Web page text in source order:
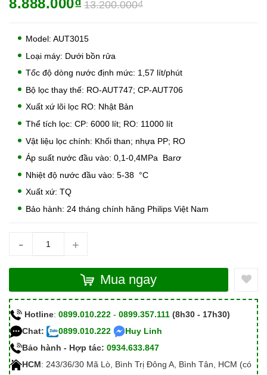
8.888.000₫ 13.200.000₫
Model: AUT3015
Loại máy: Dưới bồn rửa
Tốc độ dòng nước định mức: 1,57 lít/phút
Bộ lọc thay thế: RO-AUT747; CP-AUT706
Xuất xứ lõi lọc RO: Nhật Bản
Thể tích lọc: CP: 6000 lít; RO: 11000 lít
Vật liệu lọc chính: Khối than; nhựa PP; RO
Áp suất nước đầu vào: 0,1-0,4MPa Barơ
Nhiệt độ nước đầu vào: 5-38 °C
Xuất xứ: TQ
Bảo hành: 24 tháng chính hãng Philips Việt Nam
- +
Mua ngay
Hotline: 0899.010.222 - 0899.357.111 (8h30 - 17h30)
Chat:
0899.010.222
Huy Linh
Bảo hành - Hợp tác: 0934.633.847
HCM: 243/36/30 Mã Lò, Bình Trị Đông A, Bình Tân, HCM (có